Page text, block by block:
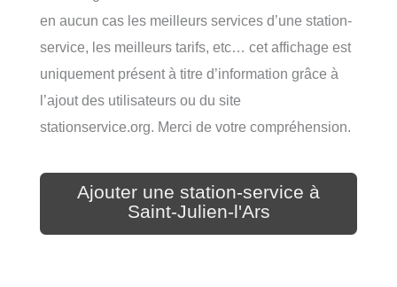
en aucun cas les meilleurs services d’une station-
service, les meilleurs tarifs, etc… cet affichage est
uniquement présent à titre d’information grâce à
l’ajout des utilisateurs ou du site
stationservice.org. Merci de votre compréhension.
Ajouter une station-service à
Saint-Julien-l'Ars